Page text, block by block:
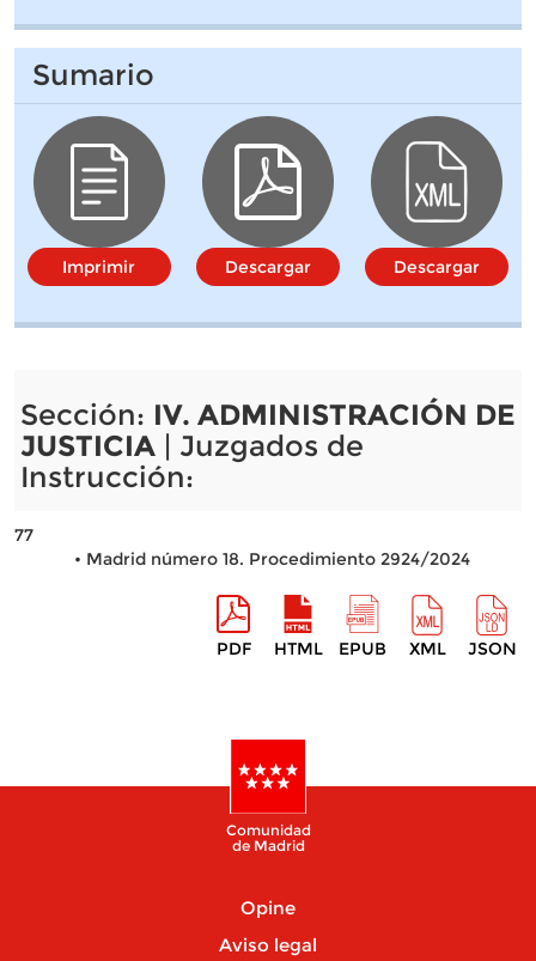
Sumario
Imprimir Descargar Descargar
Sección: IV. ADMINISTRACIÓN DE
JUSTICIA| Juzgados de
Instrucción:
77
• Madrid número 18. Procedimiento 2924/2024
PDF HTML EPUB XML JSON
Comunidad
de Madrid
Opine
Aviso legal